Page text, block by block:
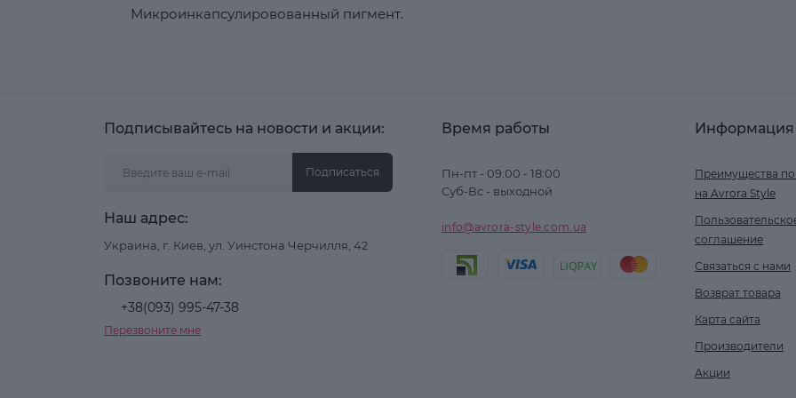
Микроинкапсулировованный пигмент.
Подписывайтесь на новости и акции:
Подписаться
Наш адрес:
Украина, г. Киев, ул. Уинстона Черчилля, 42
Позвоните нам:
+38(093) 995-47-38
Перезвоните мне
Время работы
Пн-пт - 09:00 - 18:00
Суб-Вс - выходной
info@avrora-style.com.ua
Информация
Преимущества
на Avrora Style
соглашение
Связаться с нами
Возврат товара
Карта сайта
Производители
Акции